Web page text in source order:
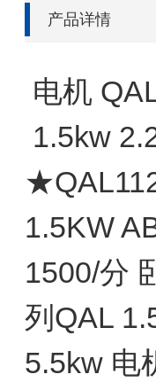
产品详情
电机
1.5kw
1.5KW
1500/分
列QAL
5.5kw 电